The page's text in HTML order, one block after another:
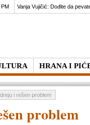
HRANA I
PM II upisni rok za studije na
i rešen problem
problem